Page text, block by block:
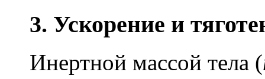
3. Ускорение и
Инертной массой тела (